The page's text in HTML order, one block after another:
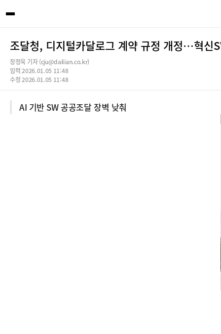
조달청, 디지털카달로그 계약 규정 개정…혁신
장정욱 기자 (cju@dailian.co.kr)
입력 2026.01.05 11:48
수정 2026.01.05 11:48
AI 기반 SW 공공조달 장벽 낮춰